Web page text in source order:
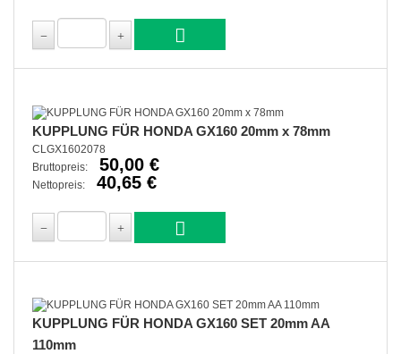
KUPPLUNG FÜR HONDA GX160 20mm x 78mm
CLGX1602078
Bruttopreis:
50,00 €
Nettopreis: 40,65 €
KUPPLUNG FÜR HONDA GX160 SET 20mm AA
110mm